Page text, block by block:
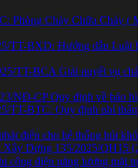
Phòng Cháy Chữa Cháy (
TT-BXD: Hướng dẫn Luật
TT-BCA Giải quyết vụ
NĐ-CP Quy định về bảo
TT-BTC: Quy định phí
điện cho hệ thống hút
Xây Dựng 135/2025/QH15
công điện năng lượng mặt